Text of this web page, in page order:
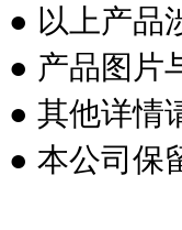
● 以上产品
● 产品图片
● 其他详情
● 本公司保